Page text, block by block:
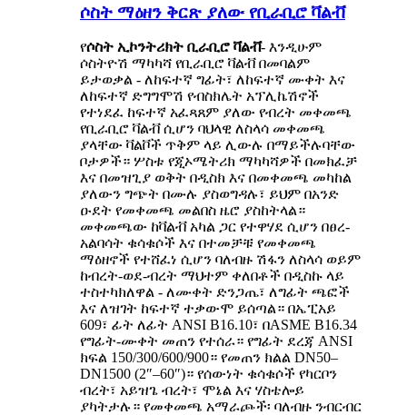
ሶስት ማዕዘን ቅርጽ ያለው የቢራቢሮ ቫልቭ
የሶስት ኢኮንትሪክት ቢራቢሮ ቫልቭ- እንዲሁም
ሶስትዮሽ ማካካሻ የቢራቢሮ ቫልቭ በመባልም
ይታወቃል - ለከፍተኛ ግፊት፣ ለከፍተኛ ሙቀት እና
ለከፍተኛ ድግግሞሽ የብስክሌት አፕሊኬሽኖች
የተነደፈ ከፍተኛ አፈጻጸም ያለው የብረት መቀመጫ
የቢራቢሮ ቫልቭ ሲሆን ባህላዊ ለስላሳ መቀመጫ
ያላቸው ቫልቮች ጥቅም ላይ ሊውሉ በማይችሉባቸው
ቦታዎች። ሦስቱ የጂኦሜትሪክ ማካካሻዎች በመክፈቻ
እና በመዝጊያ ወቅት በዲስክ እና በመቀመጫ መካከል
ያለውን ግጭት በሙሉ ያስወግዳሉ፣ ይህም በአንድ
ዑደት የመቀመጫ መልበስ ዜሮ ያስከትላል።
መቀመጫው ከቫልቭ አካል ጋር የተዋሃደ ሲሆን በፀረ-
አልባሳት ቁሳቁሶች እና በተመቻቹ የመቀመጫ
ማዕዘኖች የተሸፈነ ሲሆን ባለብዙ ሽፋን ለስላሳ ወይም
ከብረት-ወደ-ብረት ማህተም ቀለበቶች በዲስኩ ላይ
ተስተካክለዋል - ለሙቀት ድንጋጤ፣ ለግፊት ጫፎች
እና ለዝገት ከፍተኛ ተቃውሞ ይሰጣል። በኤፒአይ
609፣ ፊት ለፊት ANSI B16.10፣ በASME B16.34
የግፊት-ሙቀት መጠን የተሰራ። የግፊት ደረጃ ANSI
ክፍል 150/300/600/900። የመጠን ክልል DN50–
DN1500 (2″–60″)። የሰውነት ቁሳቁሶች የካርቦን
ብረት፣ አይዝጌ ብረት፣ ሞኔል እና ሃስቴሎይ
ያካትታሉ። የመቀመጫ አማራጮች፡ ባለብዙ ንብርብር